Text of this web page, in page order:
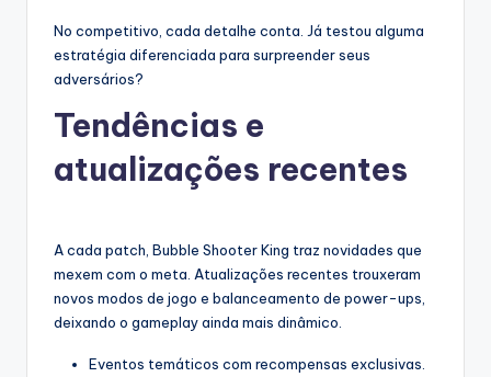
No competitivo, cada detalhe conta. Já testou alguma
estratégia diferenciada para surpreender seus
adversários?
Tendências e
atualizações recentes
A cada patch, Bubble Shooter King traz novidades que
mexem com o meta. Atualizações recentes trouxeram
novos modos de jogo e balanceamento de power-ups,
deixando o gameplay ainda mais dinâmico.
Eventos temáticos com recompensas exclusivas.